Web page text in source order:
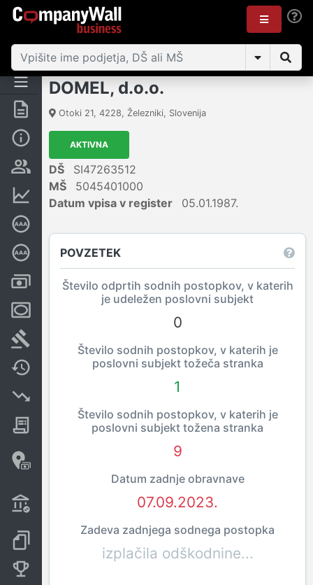
Povzetek
Odgovorne osebe in lastništvo
Poglobljena bonitetna ocena
Računi in blokade
Zastavne pravice
Spremembe
Javna naročila
Transakcije iz državnega
DOMEL, d.o.o.
Otoki 21, 4228, Železniki, Slovenija
AKTIVNA
DŠ
SI47263512
MŠ
5045401000
Datum vpisa v register
05.01.1987.
POVZETEK
Število odprtih sodnih postopkov, v katerih
je udeležen poslovni subjekt
0
Število sodnih postopkov, v katerih je
poslovni subjekt tožeča stranka
1
Število sodnih postopkov, v katerih je
poslovni subjekt tožena stranka
9
Datum zadnje obravnave
07.09.2023.
Zadeva zadnjega sodnega postopka
izplačila odškodnine...